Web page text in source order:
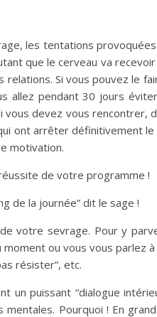
les tentations
que le cerveau va
relations. Si vous pouvez le
allez pendant 30 jours
devez vous rencontrer,
ont arrêter définitivement
motivation.
de votre programme !
de la journée” dit le sage !
votre sevrage. Pour y
ou vous vous parlez à
résister”, etc.
un puissant “dialogue
Pourquoi ! En